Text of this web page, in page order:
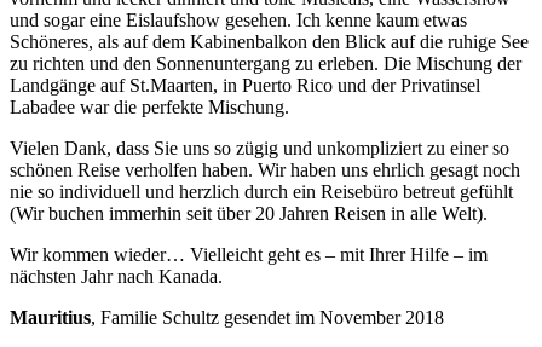
und sogar eine Eislaufshow gesehen. Ich kenne kaum etwas
Schöneres, als auf dem Kabinenbalkon den Blick auf die ruhige See
zu richten und den Sonnenuntergang zu erleben. Die Mischung der
Landgänge auf St.Maarten, in Puerto Rico und der Privatinsel
Labadee war die perfekte Mischung.
Vielen Dank, dass Sie uns so zügig und unkompliziert zu einer so
schönen Reise verholfen haben. Wir haben uns ehrlich gesagt noch
nie so individuell und herzlich durch ein Reisebüro betreut gefühlt
(Wir buchen immerhin seit über 20 Jahren Reisen in alle Welt).
Wir kommen wieder… Vielleicht geht es – mit Ihrer Hilfe – im
nächsten Jahr nach Kanada.
Mauritius, Familie Schultz gesendet im November 2018